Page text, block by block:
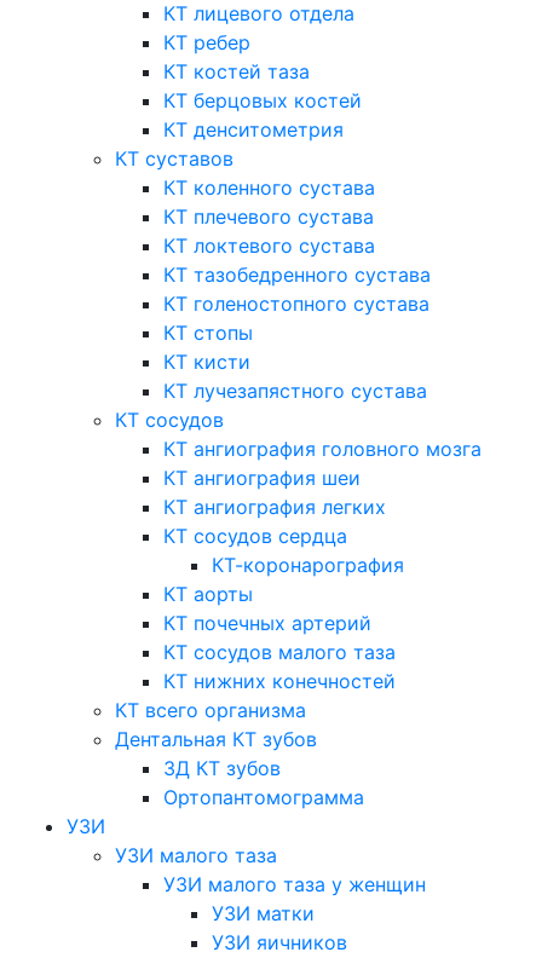
КТ лицевого отдела
КТ ребер
КТ костей таза
КТ берцовых костей
КТ денситометрия
КТ суставов
КТ коленного сустава
КТ плечевого сустава
КТ локтевого сустава
КТ тазобедренного сустава
КТ голеностопного сустава
КТ стопы
КТ кисти
КТ лучезапястного сустава
КТ сосудов
КТ ангиография головного мозга
КТ ангиография шеи
КТ ангиография легких
КТ сосудов сердца
КТ-коронарография
КТ аорты
КТ почечных артерий
КТ сосудов малого таза
КТ нижних конечностей
КТ всего организма
Дентальная КТ зубов
3Д КТ зубов
Ортопантомограмма
УЗИ
УЗИ малого таза
УЗИ малого таза у женщин
УЗИ матки
УЗИ яичников